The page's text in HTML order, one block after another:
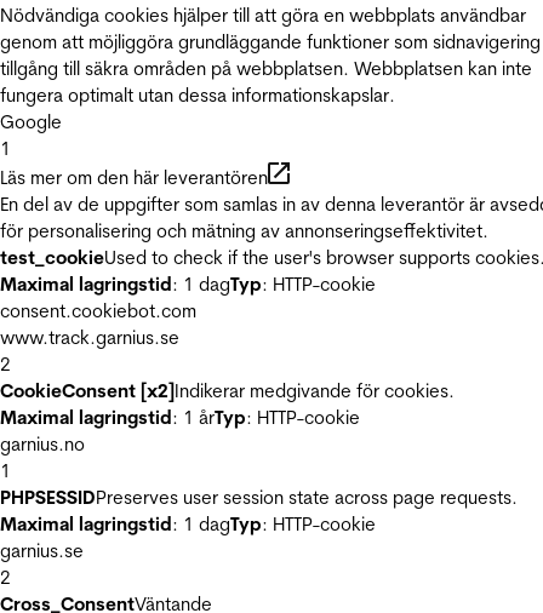
Nödvändiga cookies hjälper till att göra en webbplats användbar
genom att möjliggöra grundläggande funktioner som
tillgång till säkra områden på webbplatsen. Webbplatsen kan inte
fungera optimalt utan dessa informationskapslar.
Google
1
Läs mer om den här leverantören
En del av de uppgifter som samlas in av denna leverantör är
för personalisering och mätning av annonseringseffektivitet.
test_cookieUsed to check if the user's browser supports
Maximal lagringstid: 1 dagTyp: HTTP-cookie
consent.cookiebot.com
www.track.garnius.se
2
CookieConsent [x2]Indikerar medgivande för cookies.
Maximal lagringstid: 1 årTyp: HTTP-cookie
garnius.no
1
PHPSESSIDPreserves user session state across page requests.
Maximal lagringstid: 1 dagTyp: HTTP-cookie
garnius.se
2
Cross_ConsentVäntande